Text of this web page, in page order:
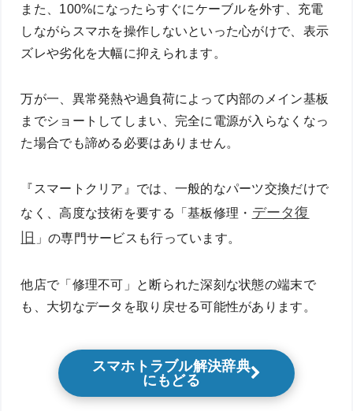
また、100%になったらすぐにケーブルを外す、充電
しながらスマホを操作しないといった心がけで、表示
ズレや劣化を大幅に抑えられます。
万が一、異常発熱や過負荷によって内部のメイン基板
までショートしてしまい、完全に電源が入らなくなっ
た場合でも諦める必要はありません。
『スマートクリア』では、一般的なパーツ交換だけで
なく、高度な技術を要する「基板修理・ データ復
旧 」の専門サービスも行っています。
他店で「修理不可」と断られた深刻な状態の端末で
も、大切なデータを取り戻せる可能性があります。
スマホトラブル解決辞典
にもどる